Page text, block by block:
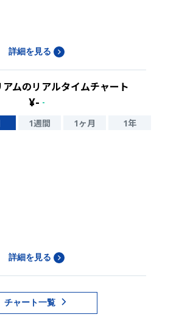
詳細を見る
ムのリアルタイムチャート
¥- -
1週間 1ヶ月 1年
詳細を見る
チャート一覧